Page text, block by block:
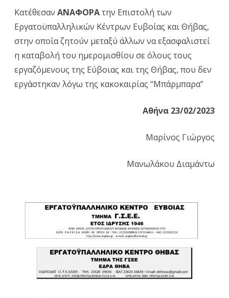
του
ΚΚΕ,
την
επιστολή
των
την
εξασφάλιση
καταβολής
ημερομισθίου
Κατέθεσαν ΑΝΑΦΟΡΑτην Επιστολή των
Εργατοϋπαλληλικών Κέντρων Ευβοίας και Θήβας,
στην οποία ζητούν μεταξύ άλλων να εξασφαλιστεί
η καταβολή του ημερομισθίου σε όλους τους
εργαζόμενους της Εύβοιας και της Θήβας, που δεν
εργάστηκαν λόγω της κακοκαιρίας “Μπάρμπαρα”
Αθήνα 23/02/2023
Μαρίνος Γιώργος
Μανωλάκου Διαμάντω